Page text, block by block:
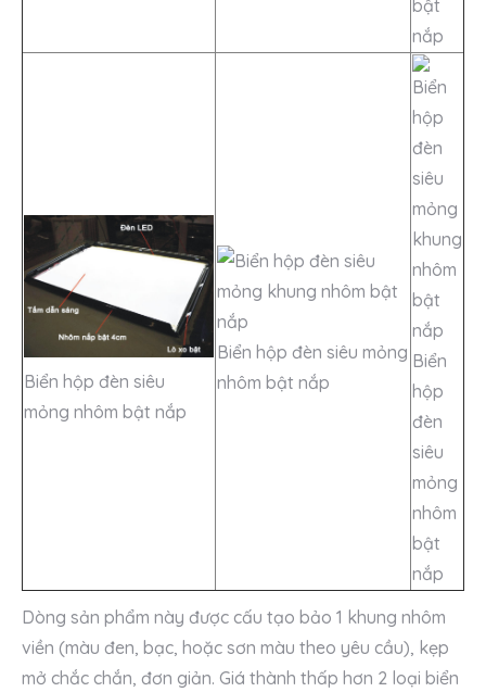
bật
nắp
Biển hộp đèn siêu
mỏng nhôm bật nắp
Biển hộp đèn siêu mỏng
nhôm bật nắp
Biển
hộp
đèn
siêu
mỏng
nhôm
bật
nắp
Dòng sản phẩm này được cấu tạo bảo 1 khung nhôm
viền (màu đen, bạc, hoặc sơn màu theo yêu cầu), kẹp
mở chắc chắn, đơn giản. Giá thành thấp hơn 2 loại biển